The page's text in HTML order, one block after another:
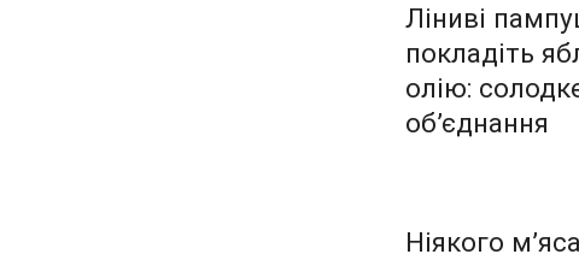
Ліниві
покладіть
олію:
об’єднання
Ніякого